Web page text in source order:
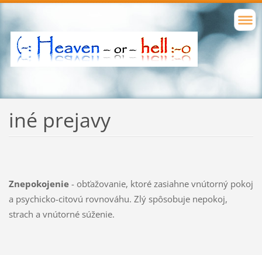
iné prejavy
Znepokojenie- obťažovanie, ktoré zasiahne vnútorný pokoj
a psychicko-citovú rovnováhu. Zlý spôsobuje nepokoj,
strach a vnútorné súženie.